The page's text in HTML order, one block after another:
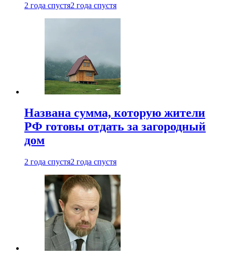
2 года спустя2 года спустя
Названа сумма, которую жители
РФ готовы отдать за загородный
дом
2 года спустя2 года спустя